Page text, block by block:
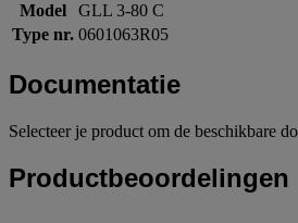
Model
GLL 3-80 C
Type nr. 0601063R05
Documentatie
Selecteer je product om de beschikbare
Productbeoordelingen